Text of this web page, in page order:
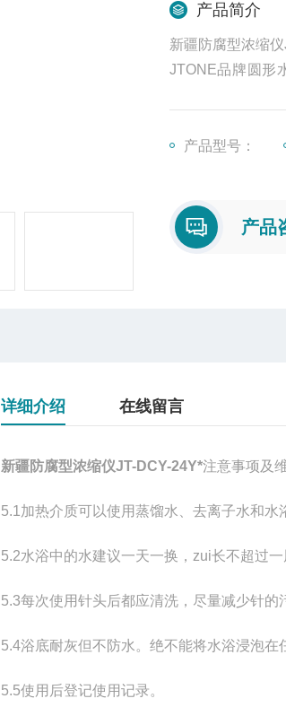
产品简介
新疆防腐型浓缩
JTONE品牌圆形
置。产品型号：
产品
详细介绍 在线留言
新疆防腐型浓缩仪JT-DCY-24Y*注意事项及
5.1 加热介质可以使用蒸馏水、去离子水和水
5.2水浴中的水建议一天一换，zui长不超过一
5.3每次使用针头后都应清洗，尽量减少针的
5.4浴底耐灰但不防水。绝不能将水浴浸泡在
5.5使用后登记使用记录。